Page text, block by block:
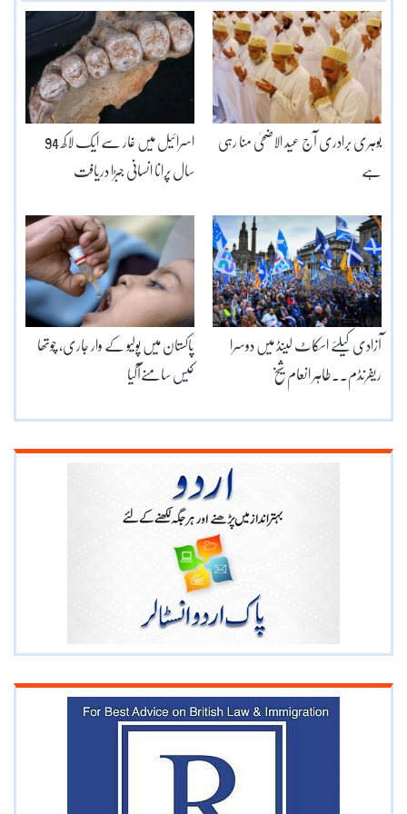
اسرائیل میں غار سے ایک لاکھ 94
سال پرانا انسانی جبڑا دریافت
بوہری برادری آج عید الاضحیٰ منا رہی
ہے
پاکستان میں پولیو کے وار جاری، چوتھا
کیس سامنےآگیا
آزادی کیلئے اسکاٹ لینڈ میں دوسرا
ریفرنڈم۔۔طاہر انعام شیخ